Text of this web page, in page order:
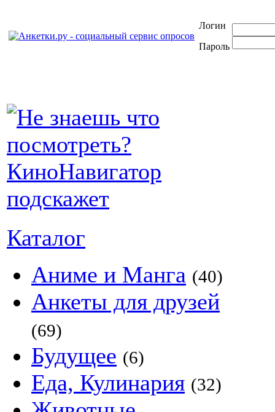
Логин
Пароль
Каталог
Аниме и Манга (40)
Анкеты для друзей
(69)
Будущее (6)
Еда, Кулинария (32)